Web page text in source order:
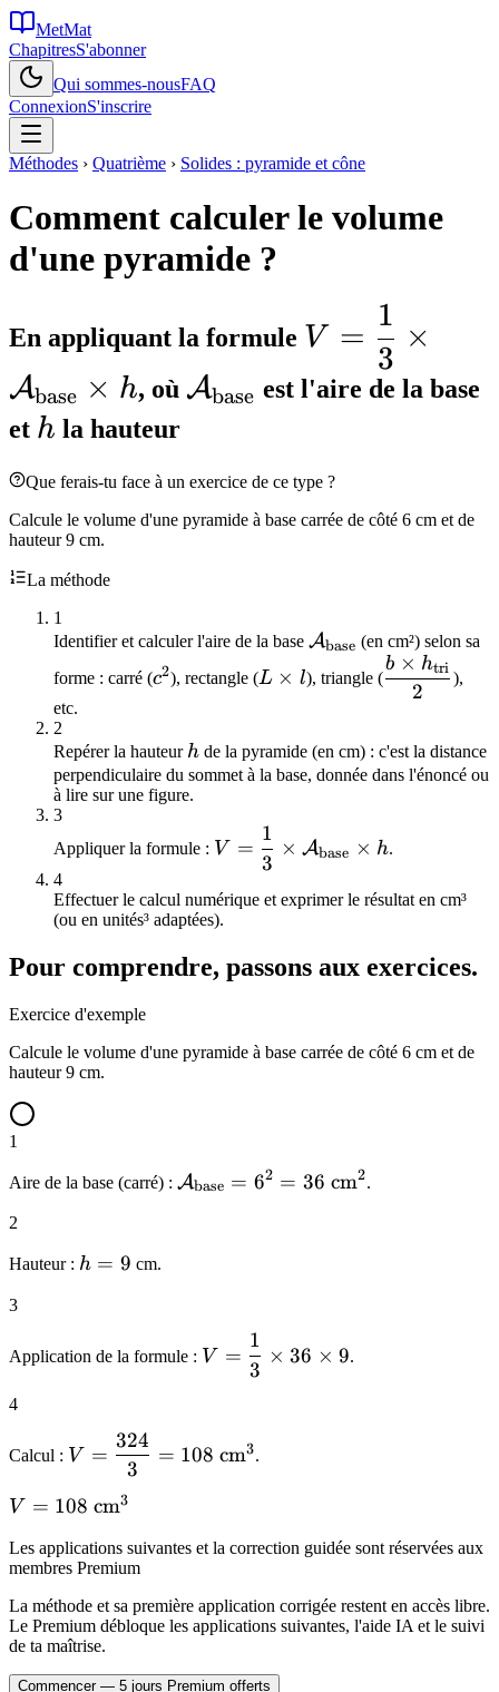
MetMat
ChapitresS'abonner
Qui sommes-nousFAQ
ConnexionS'inscrire
Méthodes › Quatrième › Solides : pyramide et cône
Comment calculer le volume
d'une pyramide ?
En appliquant la formule V =
\times h
V =
3
1
×
Abase × h, où Abase est l'aire de la base
et h
h la hauteur
Que ferais-tu face à un exercice de ce type ?
Calcule le volume d'une pyramide à base carrée de côté 6 cm et de
hauteur 9 cm.
La méthode
1
Identifier et calculer l'aire de la base Abase (en cm²) selon sa
forme : carré ( c^2
c2), rectangle (L
\times
L × l), triangle (\dfrac{b
2
b × htri
),
etc.
2
Repérer la hauteur h
h de la pyramide (en cm) : c'est la distance
perpendiculaire du sommet à la base, donnée dans l'énoncé ou
à lire sur une figure.
3
Appliquer la formule : V = \dfrac{1}{3} \times
\times h
V =
3
1
× Abase × h.
4
Effectuer le calcul numérique et exprimer le résultat en cm³
(ou en unités³ adaptées).
Pour comprendre, passons aux exercices.
Exercice d'exemple
Calcule le volume d'une pyramide à base carrée de côté 6 cm et de
hauteur 9 cm.
1
Aire de la base (carré) : \mathcal{A}_{\mathrm{base}}
Abase = 62 = 36 cm2.
2
Hauteur : h
h = 9 cm.
3
Application de la formule : V =
\dfrac{1}
\times 9
V =
3
1
× 36 × 9.
4
Calcul : V =
\dfrac{324}
{3} = 108
\text{
cm}^3
V =
3
324
= 108 cm3.
V =
\text{
V = 108 cm3
Les applications suivantes et la correction guidée sont réservées aux
membres Premium
La méthode et sa première application corrigée restent en accès libre.
Le Premium débloque les applications suivantes, l'aide IA et le suivi
de ta maîtrise.
Commencer — 5 jours Premium offerts